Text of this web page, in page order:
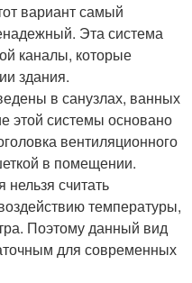
вариант самый
Эта система
каналы, которые
здания.
в санузлах, ванных
этой системы основано
вентиляционного
в помещении.
считать
температуры,
Поэтому данный вид
для современных